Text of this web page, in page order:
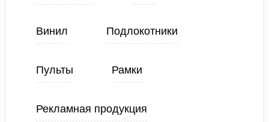
Винил Подлокотники
Пульты Рамки
Рекламная продукция